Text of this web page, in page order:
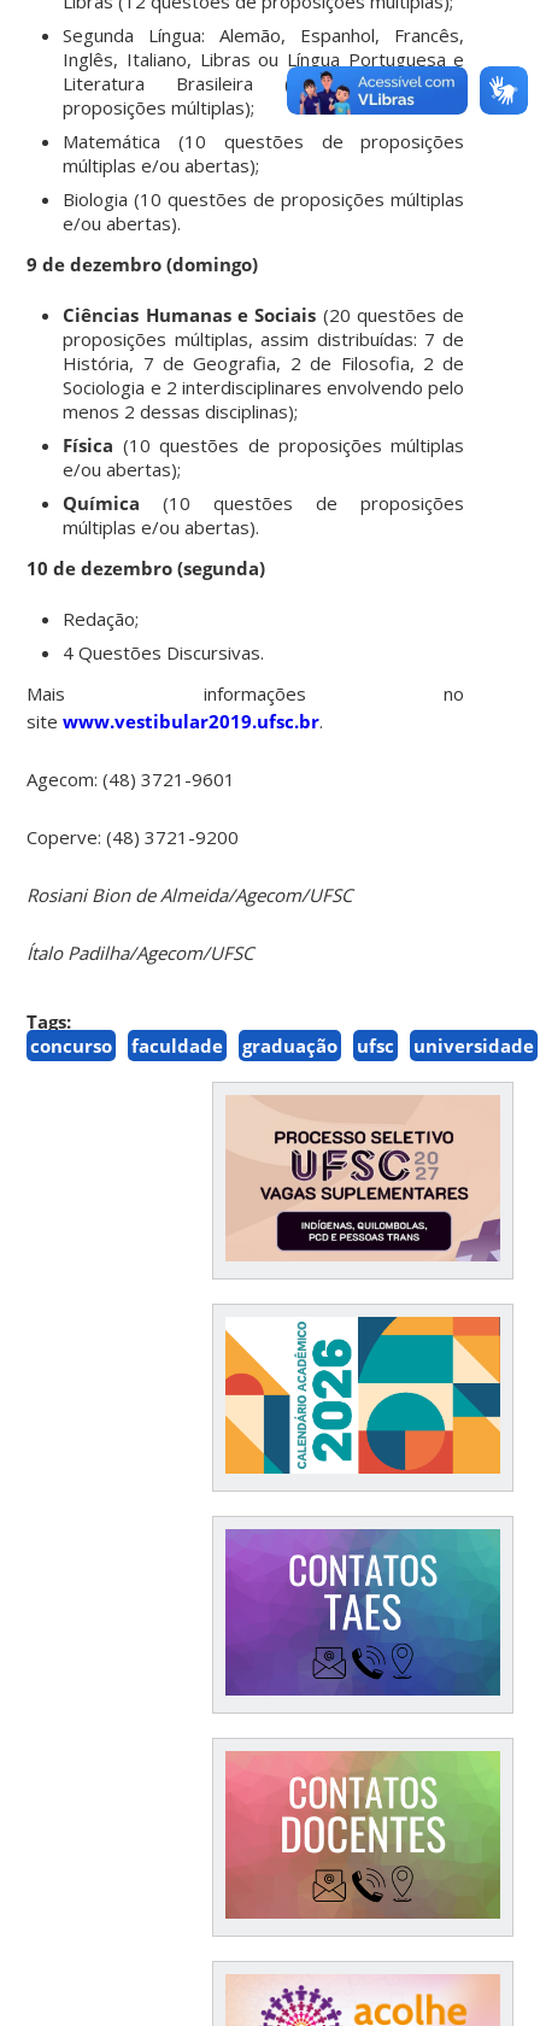
Segunda Língua: Alemão, Espanhol, Francês,
Inglês, Italiano, Libras ou Língua Portuguesa e
Literatura Brasileira (8 questões de
proposições múltiplas);
Matemática (10 questões de proposições
múltiplas e/ou abertas);
Biologia (10 questões de proposições múltiplas
e/ou abertas).
9 de dezembro (domingo)
Ciências Humanas e Sociais (20 questões de
proposições múltiplas, assim distribuídas: 7 de
História, 7 de Geografia, 2 de Filosofia, 2 de
Sociologia e 2 interdisciplinares envolvendo pelo
menos 2 dessas disciplinas);
Física (10 questões de proposições múltiplas
e/ou abertas);
Química (10 questões de proposições
múltiplas e/ou abertas).
10 de dezembro (segunda)
Redação;
4 Questões Discursivas.
Mais informações no
sitewww.vestibular2019.ufsc.br.
Agecom: (48) 3721-9601
Coperve: (48) 3721-9200
Rosiani Bion de Almeida/Agecom/UFSC
Ítalo Padilha/Agecom/UFSC
Tags:
concurso
faculdade graduação ufsc universidade